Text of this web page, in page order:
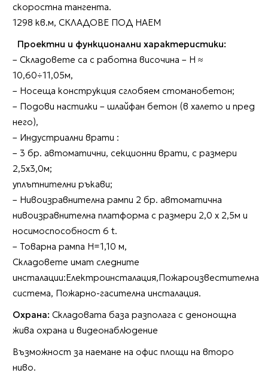
скоростна тангента.
1298 кв.м, СКЛАДОВЕ ПОД НАЕМ
Проектни и функционални характеристики:
– Складовете са с работна височина – H ≈
10,60÷11,05м,
– Носеща конструкция сглобяем стоманобетон;
– Подови настилки – шлайфан бетон (в халето и пред
него),
– Индустриални врати :
– 3 бр. автоматични, секционни врати, с размери
2,5х3,0м;
уплътнителни ръкави;
– Нивоизравнителна рампи 2 бр. автоматична
нивоизравнителна платформа с размери 2,0 х 2,5м и
носимоспособност 6 t.
– Товарна рампа Н=1,10 м,
Складовете имат следните
инсталации:Електроинсталация,Пожароизвестителна
система, Пожарно-гасителна инсталация.
Охрана: Складовата база разполага с денонощна
жива охрана и видеонаблюдение
Възможност за наемане на офис площи на второ
ниво.